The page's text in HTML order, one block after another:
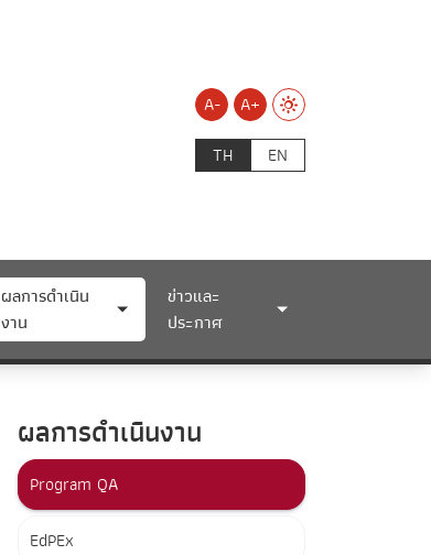
A-
A+
TH
EN
ผลการดำเนิน
งาน
ข่าวและ
ประกาศ
ผลการดำเนินงาน
Program QA
EdPEx